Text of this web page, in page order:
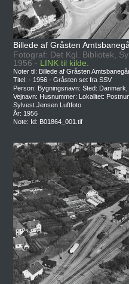
Billede af Gråsten
Fotograf: Det Kgl. Bibliotek,
1956 - LINK til kilde.
Noter til: Billede af Gråsten
Titel: - 1956 - Gråsten set fra SSV
Person: Bygningsnavn: Sted:
Vejnavn: Husnummer: Lokalitet:
Sylvest Jensen Luftfoto
År: 1956
Note: Id: B01864_001.tif